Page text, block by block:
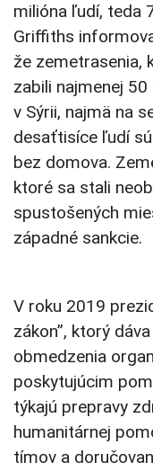
milióna ľudí, teda
Griffiths
že zemetrasenia,
zabili najmenej
v Sýrii, najmä na
desaťtisíce ľudí
bez domova.
ktoré sa stali
spustošených
západné sankcie.
V roku 2019
zákon”, ktorý
obmedzenia
poskytujúcim
týkajú prepravy
humanitárnej
tímov a